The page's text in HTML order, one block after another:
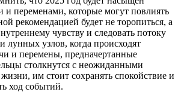
переменами, которые могут повлиять
рекомендацией будет не торопиться, а
чувству и следовать потоку
лунных узлов, когда происходят
и перемены, предначертанные
столкнутся с неожиданными
им стоит сохранять спокойствие и
ход событий.